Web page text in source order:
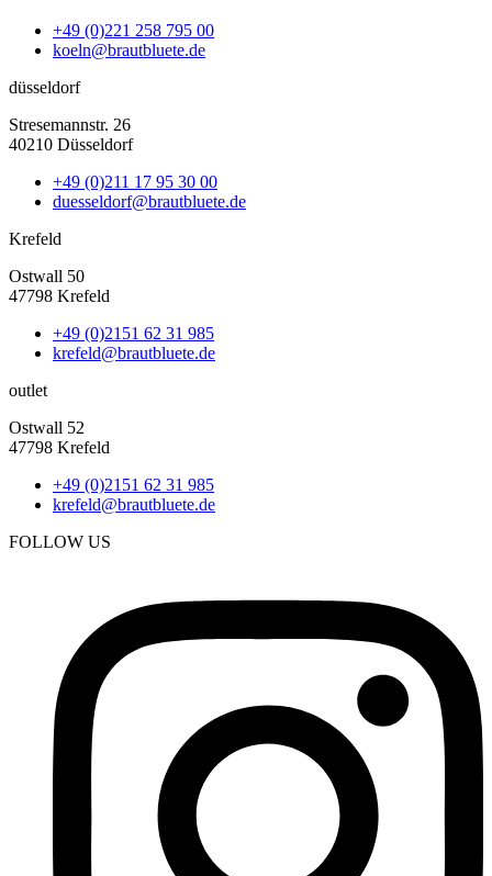
+49 (0)221 258 795 00
koeln@brautbluete.de
düsseldorf
Stresemannstr. 26
40210 Düsseldorf
+49 (0)211 17 95 30 00
duesseldorf@brautbluete.de
Krefeld
Ostwall 50
47798 Krefeld
+49 (0)2151 62 31 985
krefeld@brautbluete.de
outlet
Ostwall 52
47798 Krefeld
+49 (0)2151 62 31 985
krefeld@brautbluete.de
FOLLOW US